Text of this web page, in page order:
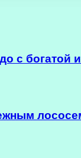
с богатой